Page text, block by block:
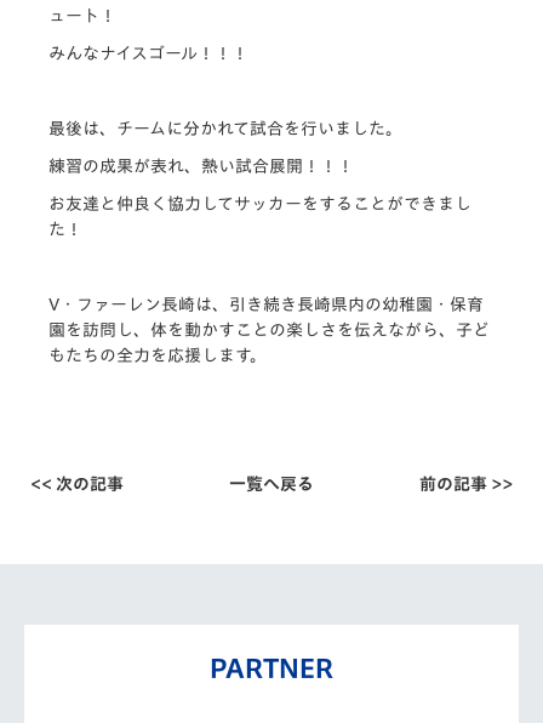
ュート！
みんなナイスゴール！！！
最後は、チームに分かれて試合を行いました。
練習の成果が表れ、熱い試合展開！！！
お友達と仲良く協力してサッカーをすることができまし
た！
V・ファーレン長崎は、引き続き長崎県内の幼稚園・保育
園を訪問し、体を動かすことの楽しさを伝えながら、子ど
もたちの全力を応援します。
<< 次の記事 一覧へ戻る 前の記事 >>
PARTNER